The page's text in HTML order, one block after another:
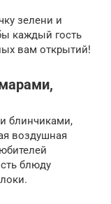
зелени и
каждый гость
вам открытий!
блинчиками,
воздушная
блюду